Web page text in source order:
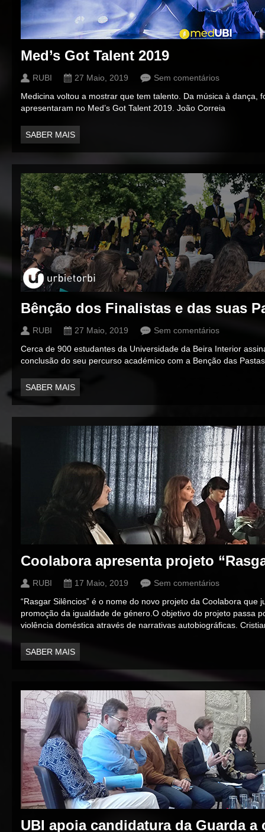
Med’s Got Talent 2019
RUBI 27 Maio, 2019
Sem comentários
Medicina voltou a mostrar que tem talento. Da música à dança,
apresentaram no Med’s Got Talent 2019. João Correia
SABER MAIS
Bênção dos Finalistas e das suas
RUBI 27 Maio, 2019
Sem comentários
Cerca de 900 estudantes da Universidade da Beira Interior
conclusão do seu percurso académico com a Benção das
SABER MAIS
Coolabora apresenta projeto
RUBI 17 Maio, 2019
Sem comentários
“Rasgar Silêncios” é o nome do novo projeto da Coolabora que
promoção da igualdade de género.O objetivo do projeto passa
violência doméstica através de narrativas autobiográficas.
SABER MAIS
UBI apoia candidatura da Guarda a